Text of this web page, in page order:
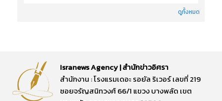
ดูทั้งหมด
Isranews Agency | สำนักข่าวอิศรา
สำนักงาน : โรงแรมเดอะ รอยัล ริเวอร์ เลขที่ 219
ซอยจรัญสนิทวงศ์ 66/1 แขวง บางพลัด เขต